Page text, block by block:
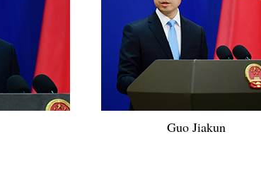
Guo Jiakun